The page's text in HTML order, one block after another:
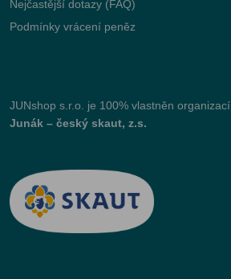
Nejčastější dotazy (FAQ)
Podmínky vrácení peněz
JUNshop s.r.o. je 100% vlastněn organizací
Junák – český skaut, z.s.